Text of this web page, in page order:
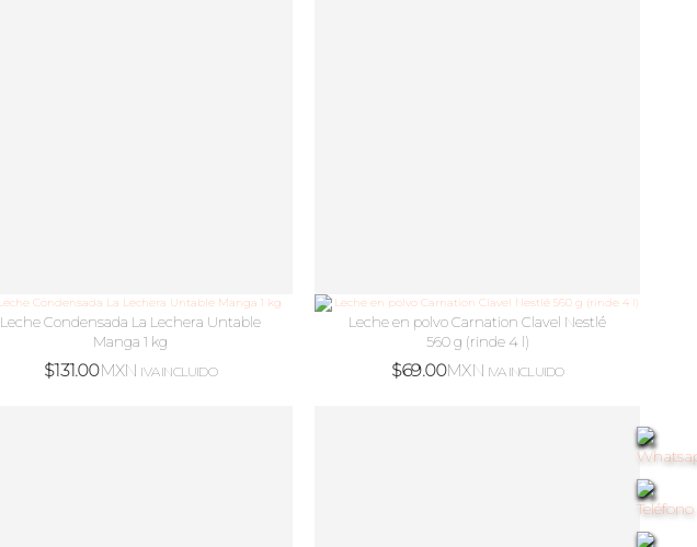
Leche Condensada La Lechera Untable
Manga 1 kg
$131.00MXN IVA INCLUIDO
Leche en polvo Carnation Clavel Nestlé
560 g (rinde 4 l)
$69.00MXN IVA INCLUIDO